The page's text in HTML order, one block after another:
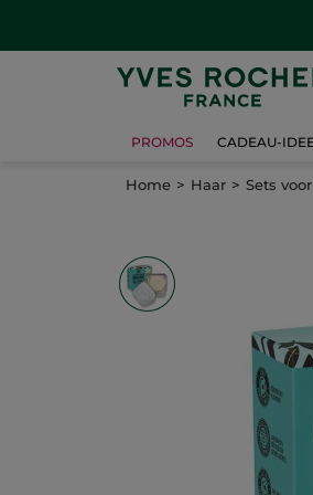
PROMOS CADEAU-
Home Haar Sets